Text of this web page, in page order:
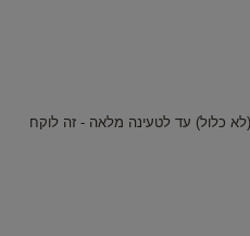
כלול) עד לטעינה מלאה - זה לוקח